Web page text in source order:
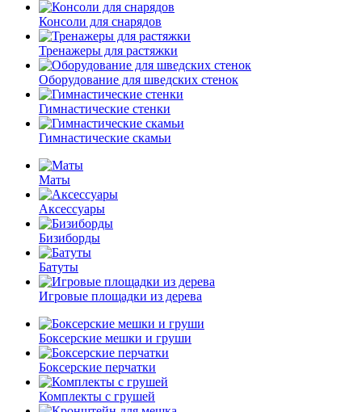
Консоли для снарядов
Тренажеры для растяжки
Оборудование для шведских стенок
Гимнастические стенки
Гимнастические скамьи
Маты
Аксессуары
Бизиборды
Батуты
Игровые площадки из дерева
Боксерские мешки и груши
Боксерские перчатки
Комплекты с грушей